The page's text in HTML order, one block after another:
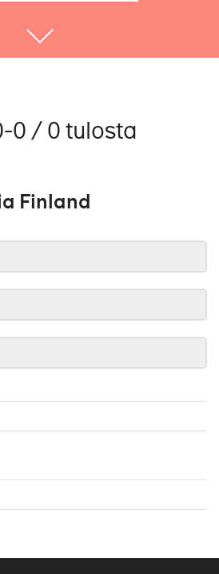
0 / 0 tulosta
Finland